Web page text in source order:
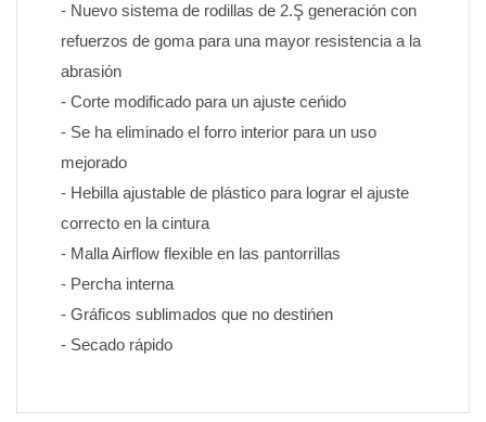
- Nuevo sistema de rodillas de 2.Ş generación con
refuerzos de goma para una mayor resistencia a la
abrasión
- Corte modificado para un ajuste ceńido
- Se ha eliminado el forro interior para un uso
mejorado
- Hebilla ajustable de plástico para lograr el ajuste
correcto en la cintura
- Malla Airflow flexible en las pantorrillas
- Percha interna
- Gráficos sublimados que no destińen
- Secado rápido